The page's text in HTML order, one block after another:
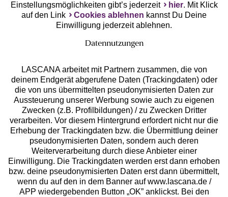
Services
Beratung
Über uns
Rechtliches
Einstellungsmöglichkeiten gibt’s jederzeit
hier. Mit Klick
auf den Link
Cookies ablehnen kannst Du Deine
Einwilligung jederzeit ablehnen.
Datennutzungen
LASCANA arbeitet mit Partnern zusammen, die von
deinem Endgerät abgerufene Daten (Trackingdaten) oder
die von uns übermittelten pseudonymisierten Daten zur
Aussteuerung unserer Werbung sowie auch zu eigenen
Zwecken (z.B. Profilbildungen) / zu Zwecken Dritter
verarbeiten. Vor diesem Hintergrund erfordert nicht nur die
Erhebung der Trackingdaten bzw. die Übermittlung deiner
pseudonymisierten Daten, sondern auch deren
Weiterverarbeitung durch diese Anbieter einer
Einwilligung. Die Trackingdaten werden erst dann erhoben
bzw. deine pseudonymisierten Daten erst dann übermittelt,
wenn du auf den in dem Banner auf www.lascana.de /
APP wiedergebenden Button „OK” anklickst. Bei den